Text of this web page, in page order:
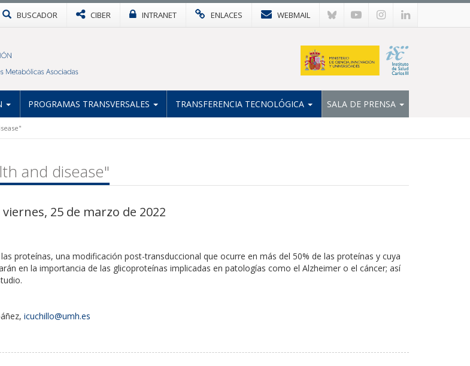
BUSCADOR CIBER INTRANET ENLACES WEBMAIL
PROGRAMAS TRANSVERSALES TRANSFERENCIA TECNOLÓGICA SALA DE PRENSA
and disease"
25 de marzo de 2022
proteínas, una modificación post-transduccional que ocurre en más del 50% de las proteínas y cuya
en la importancia de las glicoproteínas implicadas en patologías como el Alzheimer o el cáncer; así
icuchillo@umh.es